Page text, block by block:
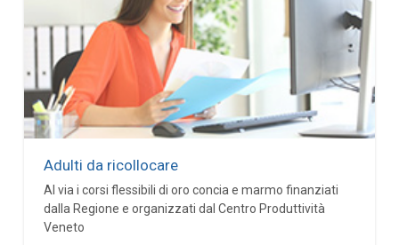
Adulti da ricollocare
Al via i corsi flessibili di oro concia e marmo finanziati
dalla Regione e organizzati dal Centro Produttività
Veneto